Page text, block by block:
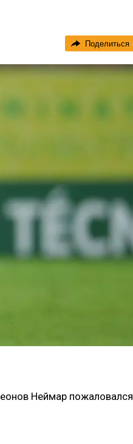
Поделиться
Неймар пожаловался